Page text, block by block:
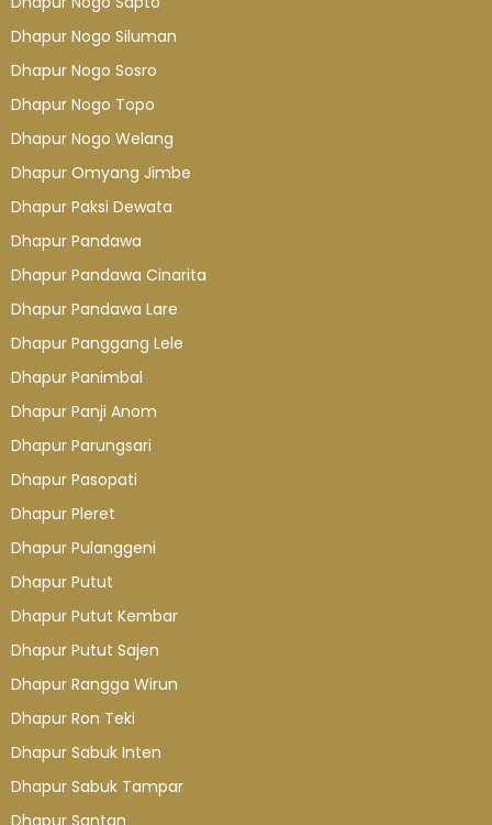
Dhapur Nogo Siluman
Dhapur Nogo Sosro
Dhapur Nogo Topo
Dhapur Nogo Welang
Dhapur Omyang Jimbe
Dhapur Paksi Dewata
Dhapur Pandawa
Dhapur Pandawa Cinarita
Dhapur Pandawa Lare
Dhapur Panggang Lele
Dhapur Panimbal
Dhapur Panji Anom
Dhapur Parungsari
Dhapur Pasopati
Dhapur Pleret
Dhapur Pulanggeni
Dhapur Putut
Dhapur Putut Kembar
Dhapur Putut Sajen
Dhapur Rangga Wirun
Dhapur Ron Teki
Dhapur Sabuk Inten
Dhapur Sabuk Tampar